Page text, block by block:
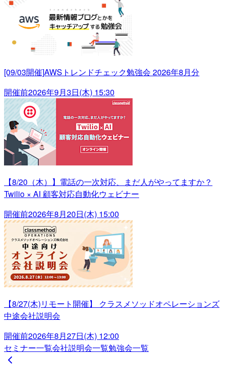
[09/03開催]AWSトレンドチェック勉強会 2026年8月分
開催前2026年9月3日(木) 15:30
【8/20（木）】電話の一次対応、まだ人がやってますか？
Twilio × AI 顧客対応自動化ウェビナー
開催前2026年8月20日(木) 15:00
【8/27(木)リモート開催】 クラスメソッドオペレーションズ
中途会社説明会
開催前2026年8月27日(木) 12:00
セミナー一覧会社説明会一覧勉強会一覧